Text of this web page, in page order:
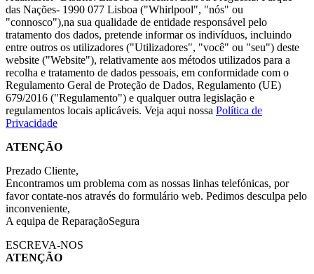
das Nações- 1990 077 Lisboa ("Whirlpool", "nós" ou
"connosco"),na sua qualidade de entidade responsável pelo
tratamento dos dados, pretende informar os indivíduos, incluindo
entre outros os utilizadores ("Utilizadores", "você" ou "seu") deste
website ("Website"), relativamente aos métodos utilizados para a
recolha e tratamento de dados pessoais, em conformidade com o
Regulamento Geral de Proteção de Dados, Regulamento (UE)
679/2016 ("Regulamento") e qualquer outra legislação e
regulamentos locais aplicáveis. Veja aqui nossa Política de
Privacidade
ATENÇÃO
Prezado Cliente,
Encontramos um problema com as nossas linhas telefónicas, por
favor contate-nos através do formulário web. Pedimos desculpa pelo
inconveniente,
A equipa de ReparaçãoSegura
ESCREVA-NOS
ATENÇÃO